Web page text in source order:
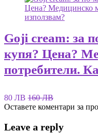
Goji cream: за
купя? Цена?
потребители.
80 ЛВ 160 ЛВ
Оставете коментари за
Leave a reply